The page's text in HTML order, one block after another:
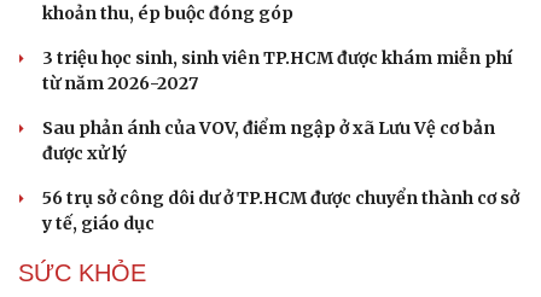
khoản thu, ép buộc đóng góp
3 triệu học sinh, sinh viên TP.HCM được khám miễn phí
từ năm 2026-2027
Sau phản ánh của VOV, điểm ngập ở xã Lưu Vệ cơ bản
được xử lý
56 trụ sở công dôi dư ở TP.HCM được chuyển thành cơ sở
y tế, giáo dục
SỨC KHỎE